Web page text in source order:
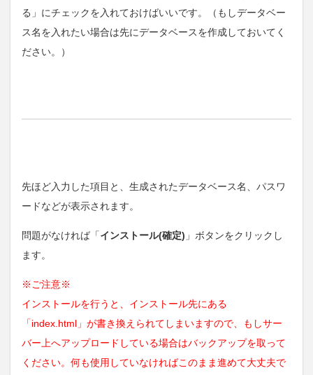
る」にチェックを入れておけばいいです。（もしデータベー
ス名を入れたい場合は先にデータベースを作成しておいてく
ださい。）
先ほど入力した項目と、生成されたデータベース名、パスワ
ードなどが表示されます。
問題がなければ「インストール(確定) 」ボタンをクリックし
ます。
※ご注意※
インストールを行うと、インストール先にある
「index.html」が書き換えられてしまいますので、もしサー
バー上へアップロードしている場合はバックアップを取って
ください。何も使用していなければこのまま進めて大丈夫で